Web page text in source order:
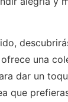
una
dar un
que